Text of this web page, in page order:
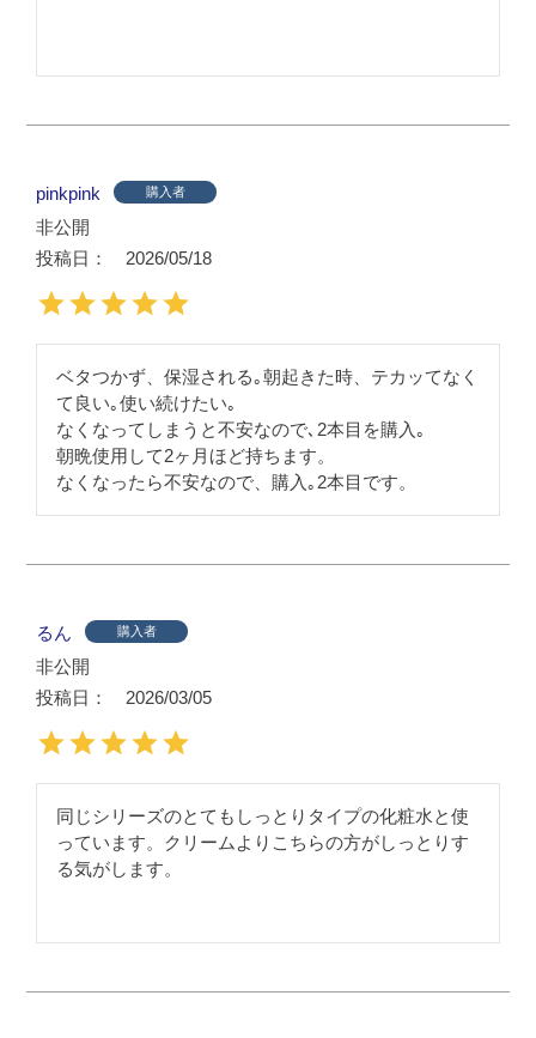
pinkpink 購入者
非公開
投稿日
2026/05/18
ベタつかず、保湿される｡朝起きた時、テカッてなく
て良い｡使い続けたい｡
なくなってしまうと不安なので､2本目を購入｡
朝晩使用して2ヶ月ほど持ちます。
なくなったら不安なので、購入｡2本目です。
るん 購入者
非公開
投稿日
2026/03/05
同じシリーズのとてもしっとりタイプの化粧水と使
っています。クリームよりこちらの方がしっとりす
る気がします。